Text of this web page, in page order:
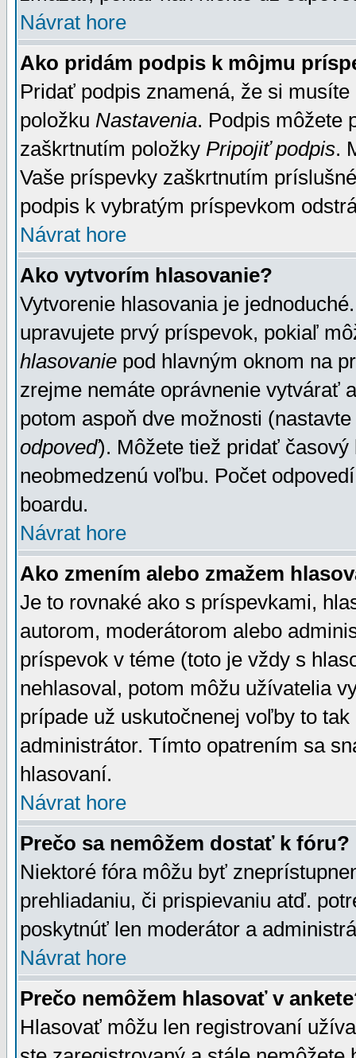
Návrat hore
Ako pridám podpis k môjmu
Pridať podpis znamená, že si
položku Nastavenia. Podpis môžete
zaškrtnutím položky Pripojiť podpis.
Vaše príspevky zaškrtnutím
podpis k vybratým príspevkom
Návrat hore
Ako vytvorím hlasovanie?
Vytvorenie hlasovania je
upravujete prvý príspevok, pokiaľ
hlasovanie pod hlavným oknom na
zrejme nemáte oprávnenie vytvárať
potom aspoň dve možnosti
odpoveď). Môžete tiež pridať
neobmedzenú voľbu. Počet
boardu.
Návrat hore
Ako zmením alebo zmažem
Je to rovnaké ako s príspevkami,
autorom, moderátorom alebo
príspevok v téme (toto je vždy s
nehlasoval, potom môžu užívatelia
prípade už uskutočnenej voľby to
administrátor. Tímto opatrením sa
hlasovaní.
Návrat hore
Prečo sa nemôžem dostať k fóru?
Niektoré fóra môžu byť
prehliadaniu, či prispievaniu atď.
poskytnúť len moderátor a
Návrat hore
Prečo nemôžem hlasovať v
Hlasovať môžu len registrovaní